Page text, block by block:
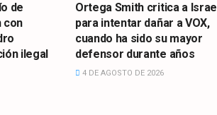
de
con
ilegal
Ortega Smith critica a Israel
para intentar dañar a VOX,
cuando ha sido su mayor
defensor durante años
4 DE AGOSTO DE 2026